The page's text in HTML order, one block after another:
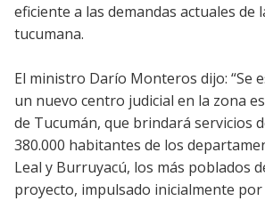
eficiente a las demandas actuales de
tucumana.
El ministro Darío Monteros dijo: “Se
un nuevo centro judicial en la zona
de Tucumán, que brindará servicios
380.000 habitantes de los
Leal y Burruyacú, los más poblados
proyecto, impulsado inicialmente por